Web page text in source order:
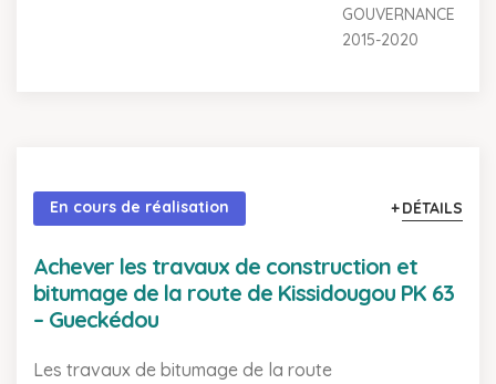
GOUVERNANCE
2015-2020
En cours de réalisation DÉTAILS
Achever les travaux de construction et
bitumage de la route de Kissidougou PK 63
– Gueckédou
Les travaux de bitumage de la route